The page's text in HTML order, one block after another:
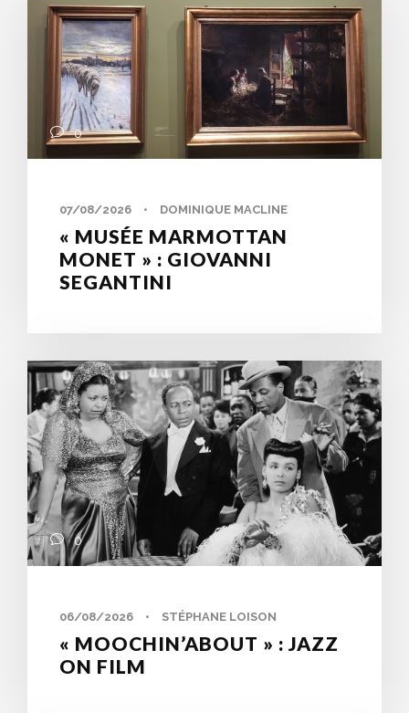
0
07/08/2026 • DOMINIQUE MACLINE
« MUSÉE MARMOTTAN
MONET » : GIOVANNI
SEGANTINI
0
06/08/2026 • STÉPHANE LOISON
« MOOCHIN’ABOUT » : JAZZ
ON FILM